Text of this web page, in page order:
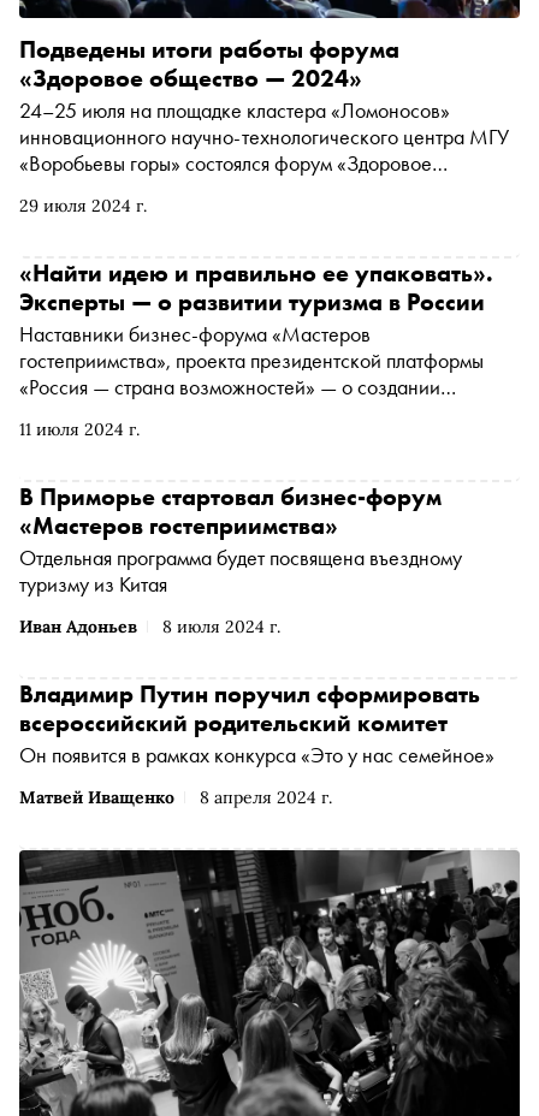
29 июля 2024 г.
Подведены итоги работы форума
«Здоровое общество — 2024»
24–25 июля на площадке кластера «Ломоносов»
инновационного научно-технологического центра МГУ
«Воробьевы горы» состоялся форум «Здоровое
поддержке правительства и Минздрава. Участие в
Количество онлайн-участников превысило 7000
11 июля 2024 г.
«Найти идею и правильно ее упаковать».
Эксперты — о развитии туризма в России
Наставники бизнес-форума «Мастеров
гостеприимства», проекта президентской платформы
«Россия — страна возможностей» — о создании
персонала и важности делового этикета
Иван Адоньев 8 июля 2024 г.
В Приморье стартовал бизнес-форум
«Мастеров гостеприимства»
Отдельная программа будет посвящена въездному
туризму из Китая
Матвей Иващенко 8 апреля 2024 г.
Владимир Путин поручил сформировать
всероссийский родительский комитет
Он появится в рамках конкурса «Это у нас семейное»